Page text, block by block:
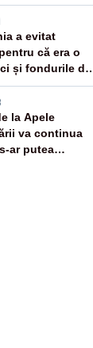
a evitat
că era o
și fondurile de
la Apele
va continua
ar putea